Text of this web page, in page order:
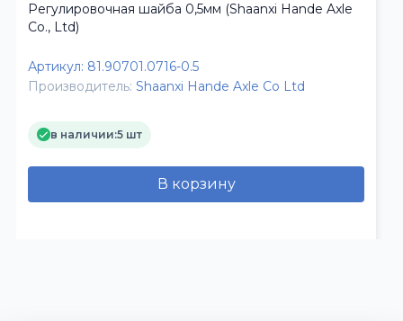
Регулировочная шайба 0,5мм (Shaanxi Hande Axle
Co., Ltd)
Артикул: 81.90701.0716-0.5
Производитель: Shaanxi Hande Axle Co Ltd
в наличии:5 шт
В корзину